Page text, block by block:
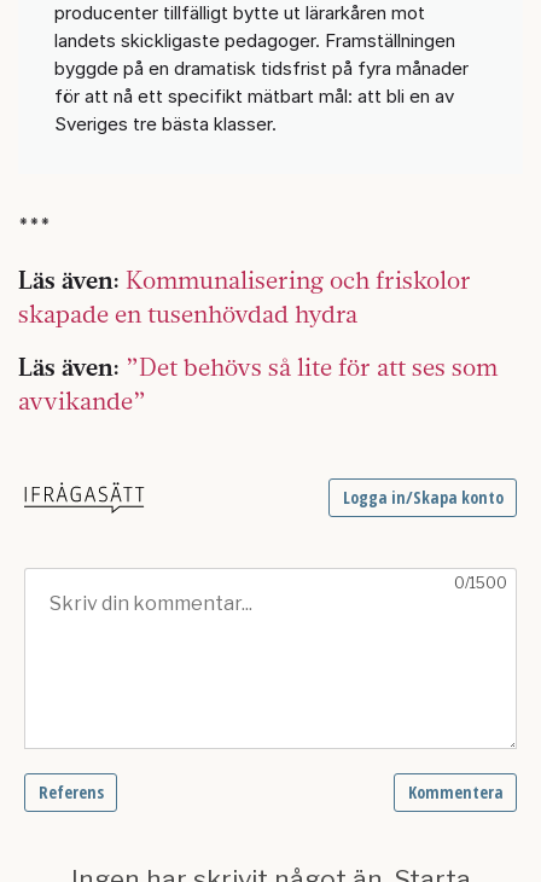
producenter tillfälligt bytte ut lärarkåren mot
landets skickligaste pedagoger. Framställningen
byggde på en dramatisk tidsfrist på fyra månader
för att nå ett specifikt mätbart mål: att bli en av
Sveriges tre bästa klasser.
***
Läs även: Kommunalisering och friskolor
skapade en tusenhövdad hydra
Läs även: ”Det behövs så lite för att ses som
avvikande”